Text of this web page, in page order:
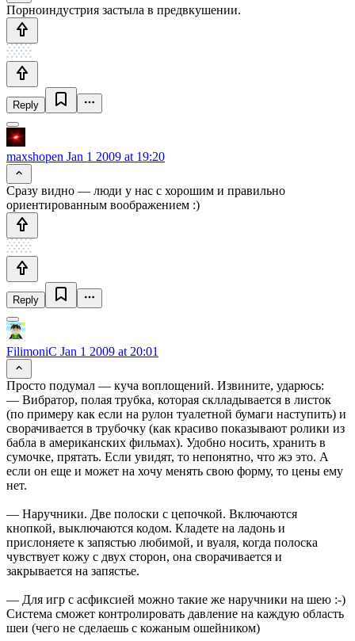
Порноиндустрия застыла в предвкушении.
Reply
maxshopen Jan 1 2009 at 19:20
Сразу видно — люди у нас с хорошим и правильно
ориентированным воображением :)
Reply
FilimoniC Jan 1 2009 at 20:01
Просто подумал — куча воплощений. Извините, ударюсь:
— Вибратор, полая трубка, которая склладывается в листок
(по примеру как если на рулон туалетной бумаги наступить) и
сворачивается в трубочку (как красиво показывают ролики из
бабла в американских фильмах). Удобно носить, хранить в
сумочке, прятать. Если увидят, то непонятно, что жэ это. А
если он еще и может на хочу менять свою форму, то цены ему
нет.
— Наручники. Две полоски с цепочкой. Включаются
кнопкой, выключаются кодом. Кладете на ладонь и
прислоняете к запястью любимой, и вуаля, когда полоска
чувствует кожу с двух сторон, она сворачивается и
закрывается на запястье.
— Для игр с асфиксией можно такие же наручники на шею :-)
Система сможет контролировать давление на каждую область
шеи (чего не сделаешь с кожаным ошейником)